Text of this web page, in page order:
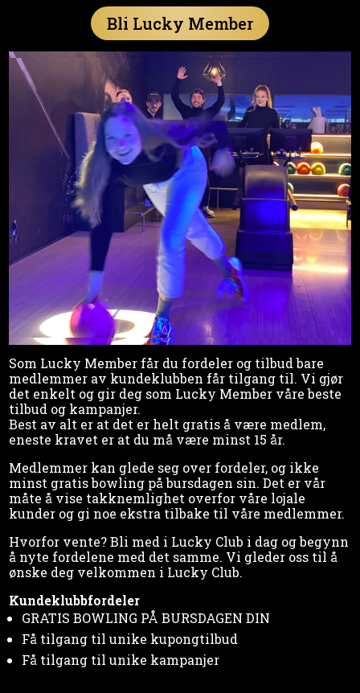
Bli Lucky Member
Som Lucky Member får du fordeler og tilbud bare
medlemmer av kundeklubben får tilgang til. Vi gjør
det enkelt og gir deg som Lucky Member våre beste
tilbud og kampanjer.
Best av alt er at det er helt gratis å være medlem,
eneste kravet er at du må være minst 15 år.
Medlemmer kan glede seg over fordeler, og ikke
minst gratis bowling på bursdagen sin. Det er vår
måte å vise takknemlighet overfor våre lojale
kunder og gi noe ekstra tilbake til våre medlemmer.
Hvorfor vente? Bli med i Lucky Club i dag og begynn
å nyte fordelene med det samme. Vi gleder oss til å
ønske deg velkommen i Lucky Club.
Kundeklubbfordeler
GRATIS BOWLING PÅ BURSDAGEN DIN
Få tilgang til unike kupongtilbud
Få tilgang til unike kampanjer